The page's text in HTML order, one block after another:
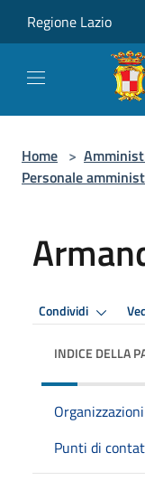
Regione Lazio
Home >
Personale
Condividi
INDICE DELLA
Organizzazioni
Punti di